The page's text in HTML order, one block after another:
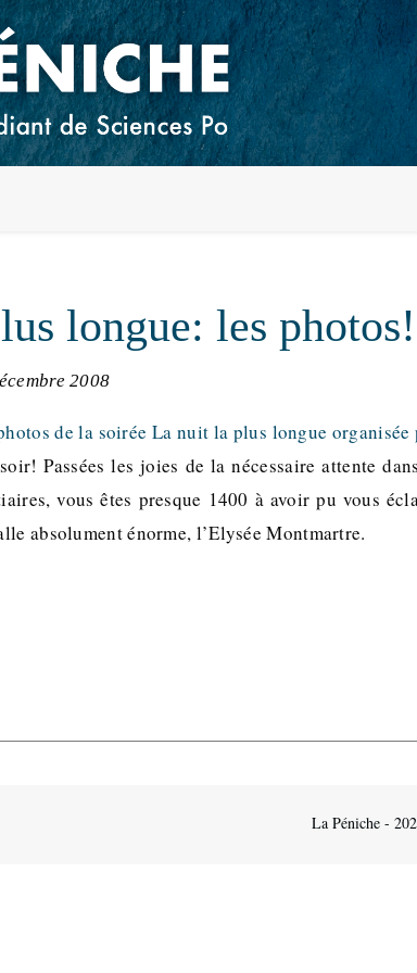
longue: les photos!
2008
de la soirée La nuit la plus longue organisée
Passées les joies de la nécessaire attente
vous êtes presque 1400 à avoir pu vous
absolument énorme, l’Elysée Montmartre.
La Péniche -